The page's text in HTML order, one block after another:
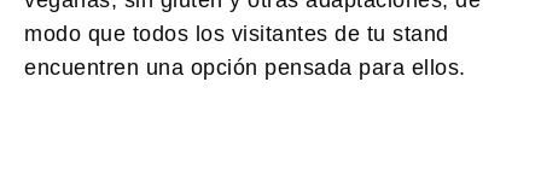
modo que todos los visitantes de tu stand
encuentren una opción pensada para ellos.